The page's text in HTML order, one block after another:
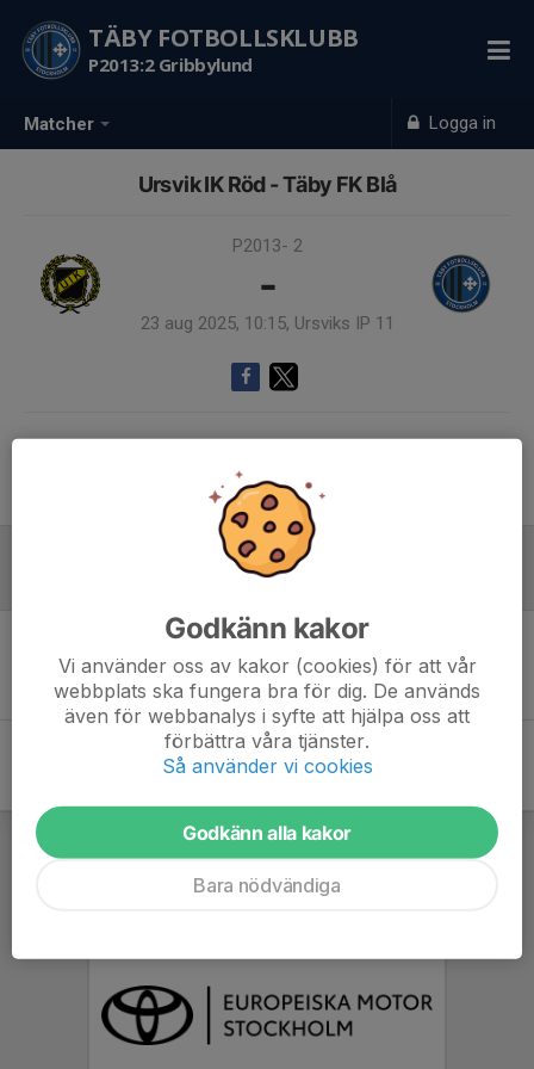
Matcher Logga in
TÄBY FOTBOLLSKLUBB
P2013:2 Gribbylund
Ursvik IK Röd - Täby FK Blå
P2013- 2
-
23 aug 2025, 10:15, Ursviks IP 11
Endast kallade kunde anmäla sig till aktiviteten. 8 personer var kallade.
Logga in här
Inget referat skrivet
Godkänn kakor
Vi använder oss av kakor (cookies) för att vår
webbplats ska fungera bra för dig. De används
även för webbanalys i syfte att hjälpa oss att
förbättra våra tjänster.
Så använder vi cookies
Godkänn alla kakor
Bara nödvändiga